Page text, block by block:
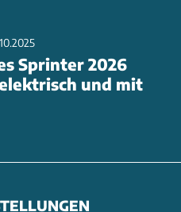
Sprinter 2026
und mit